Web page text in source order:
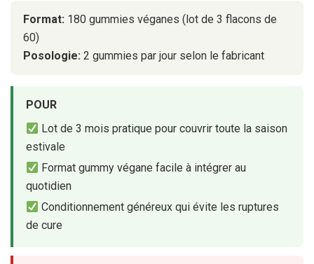
Format: 180 gummies véganes (lot de 3 flacons de
60)
Posologie: 2 gummies par jour selon le fabricant
POUR
Lot de 3 mois pratique pour couvrir toute la saison
estivale
Format gummy végane facile à intégrer au
quotidien
Conditionnement généreux qui évite les ruptures
de cure